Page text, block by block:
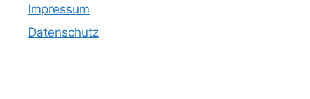
Impressum
Datenschutz